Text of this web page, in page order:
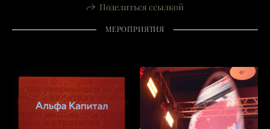
Поделиться ссылкой
МЕРОПРИЯТИЯ